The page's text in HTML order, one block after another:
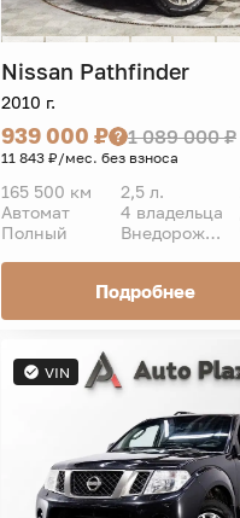
Nissan Pathfinder
2010 г.
939 000 ₽ 1 089 000 ₽
11 843 ₽/мес. без взноса
165 500 км 2,5 л.
Автомат
4 владельца
Полный
Внедорожник 5 дв.
Подробнее
VIN